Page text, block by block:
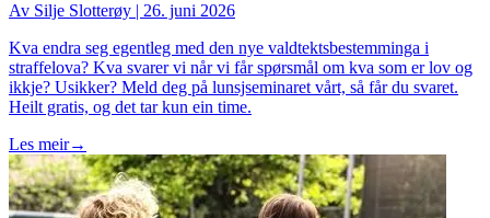
Av Silje Slotterøy | 26. juni 2026
Kva endra seg egentleg med den nye valdtektsbestemminga i
straffelova? Kva svarer vi når vi får spørsmål om kva som er lov og
ikkje? Usikker? Meld deg på lunsjseminaret vårt, så får du svaret.
Heilt gratis, og det tar kun ein time.
Les meir→